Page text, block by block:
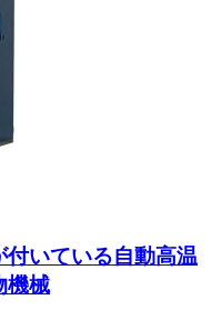
いている自動高温
機械